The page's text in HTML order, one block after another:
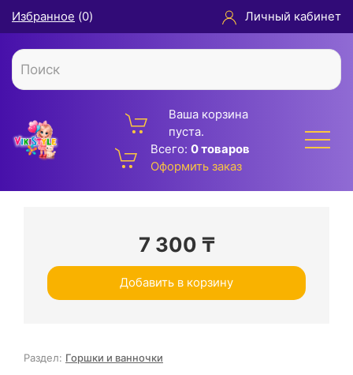
Избранное (0) Личный кабинет
Ваша корзина
пуста.
Всего: 0 товаров
Оформить заказ
7 300 ₸
Добавить в корзину
Раздел: Горшки и ванночки